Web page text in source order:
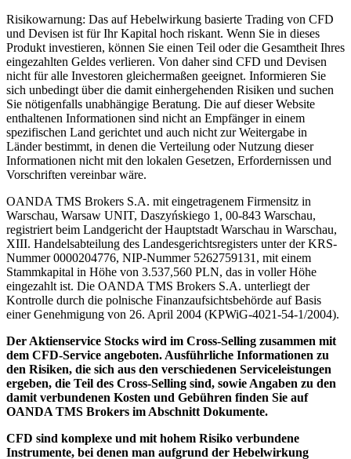
Risikowarnung: Das auf Hebelwirkung basierte Trading von CFD
und Devisen ist für Ihr Kapital hoch riskant. Wenn Sie in dieses
Produkt investieren, können Sie einen Teil oder die Gesamtheit Ihres
eingezahlten Geldes verlieren. Von daher sind CFD und Devisen
nicht für alle Investoren gleichermaßen geeignet. Informieren Sie
sich unbedingt über die damit einhergehenden Risiken und suchen
Sie nötigenfalls unabhängige Beratung. Die auf dieser Website
enthaltenen Informationen sind nicht an Empfänger in einem
spezifischen Land gerichtet und auch nicht zur Weitergabe in
Länder bestimmt, in denen die Verteilung oder Nutzung dieser
Informationen nicht mit den lokalen Gesetzen, Erfordernissen und
Vorschriften vereinbar wäre.
OANDA TMS Brokers S.A. mit eingetragenem Firmensitz in
Warschau, Warsaw UNIT, Daszyńskiego 1, 00-843 Warschau,
registriert beim Landgericht der Hauptstadt Warschau in Warschau,
XIII. Handelsabteilung des Landesgerichtsregisters unter der KRS-
Nummer 0000204776, NIP-Nummer 5262759131, mit einem
Stammkapital in Höhe von 3.537,560 PLN, das in voller Höhe
eingezahlt ist. Die OANDA TMS Brokers S.A. unterliegt der
Kontrolle durch die polnische Finanzaufsichtsbehörde auf Basis
einer Genehmigung von 26. April 2004 (KPWiG-4021-54-1/2004).
Der Aktienservice Stocks wird im Cross-Selling zusammen mit
dem CFD-Service angeboten. Ausführliche Informationen zu
den Risiken, die sich aus den verschiedenen Serviceleistungen
ergeben, die Teil des Cross-Selling sind, sowie Angaben zu den
damit verbundenen Kosten und Gebühren finden Sie auf
OANDA TMS Brokers im Abschnitt Dokumente.
CFD sind komplexe und mit hohem Risiko verbundene
Instrumente, bei denen man aufgrund der Hebelwirkung